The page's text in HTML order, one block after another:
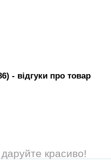
- вiдгуки про товар
красиво!